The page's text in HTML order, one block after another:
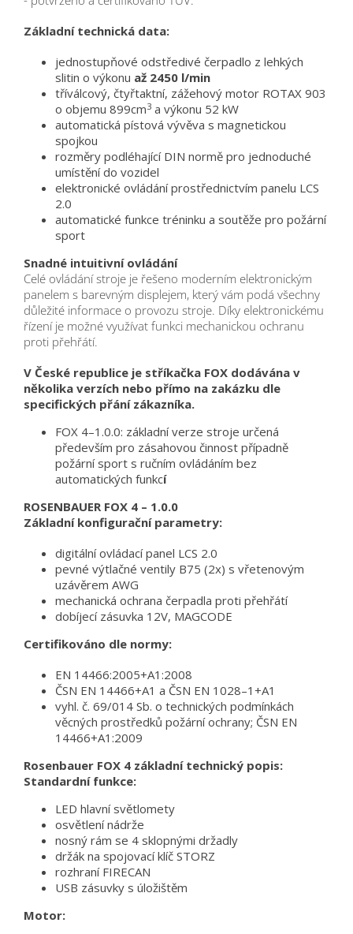
Základní technická data:
jednostupňové odstředivé čerpadlo z lehkých
slitin o výkonu až 2450 l/min
tříválcový, čtyřtaktní, zážehový motor ROTAX 903
o objemu 899cm3 a výkonu 52 kW
automatická pístová vývěva s magnetickou
spojkou
rozměry podléhající DIN normě pro jednoduché
umístění do vozidel
elektronické ovládání prostřednictvím panelu LCS
2.0
automatické funkce tréninku a soutěže pro požární
sport
Snadné intuitivní ovládání
Celé ovládání stroje je řešeno moderním elektronickým
panelem s barevným displejem, který vám podá všechny
důležité informace o provozu stroje. Díky elektronickému
řízení je možné využívat funkci mechanickou ochranu
proti přehřátí.
V České republice je stříkačka FOX dodávána v
několika verzích nebo přímo na zakázku dle
specifických přání zákazníka.
FOX 4–1.0.0: základní verze stroje určená
především pro zásahovou činnost případně
požární sport s ručním ovládáním bez
automatických funkcí
ROSENBAUER FOX 4 – 1.0.0
Základní konfigurační parametry:
digitální ovládací panel LCS 2.0
pevné výtlačné ventily B75 (2x) s vřetenovým
uzávěrem AWG
mechanická ochrana čerpadla proti přehřátí
dobíjecí zásuvka 12V, MAGCODE
Certifikováno dle normy:
EN 14466:2005+A1:2008
ČSN EN 14466+A1 a ČSN EN 1028–1+A1
vyhl. č. 69/014 Sb. o technických podmínkách
věcných prostředků požární ochrany; ČSN EN
14466+A1:2009
Rosenbauer FOX 4 základní technický popis:
Standardní funkce:
LED hlavní světlomety
osvětlení nádrže
nosný rám se 4 sklopnými držadly
držák na spojovací klíč STORZ
rozhraní FIRECAN
USB zásuvky s úložištěm
Motor: